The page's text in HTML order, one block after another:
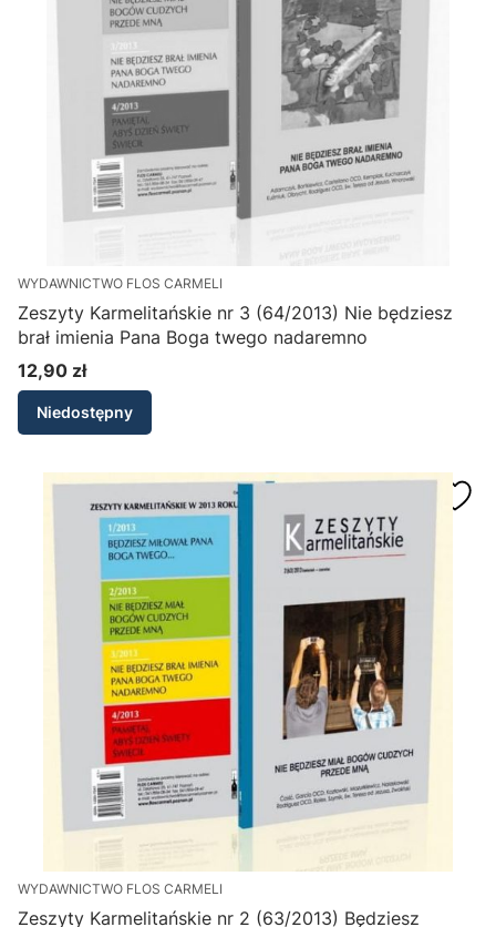
WYDAWNICTWO FLOS CARMELI
Zeszyty Karmelitańskie nr 3 (64/2013) Nie będziesz
brał imienia Pana Boga twego nadaremno
Cena
12,90 zł
Niedostępny
WYDAWNICTWO FLOS CARMELI
Zeszyty Karmelitańskie nr 2 (63/2013) Będziesz